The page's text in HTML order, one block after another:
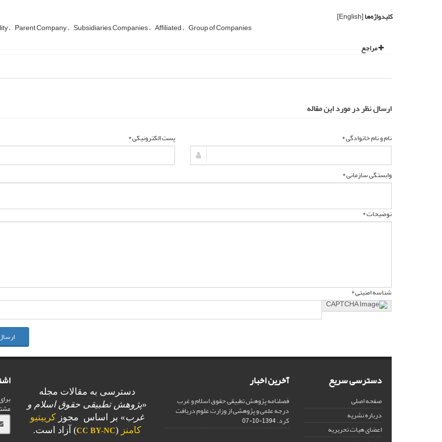
کلیدواژه‌ها[English]
Parent Company Subsidiaries Companies Affiliated Group of Companies
مراجع
ارسال نظر در مورد این مقاله
نام و نام خانوادگی * پست الکترونیکی *
وابستگی سازمانی *
توضیحات *
شناسه امنیتی *
دسترسی سریع
صفحه اصلی
درباره نشریه
اعضای هیات تحریریه
آخرین اخبار
فصلنامه پژوهش تطبیقی حقوق اسلام و غرب
درجه علمی و پژوهشی از وزارت علوم دریافت
کرد.1394-10-07
دسترسی به مقالات مجله
«پژوهش تطبیقی حقوق اسلام و
غرب» بر اساس مجوز کرییتیو
کامنز (
CC BY-NC) آزاد است.